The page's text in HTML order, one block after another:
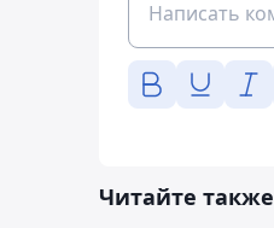
Читайте также